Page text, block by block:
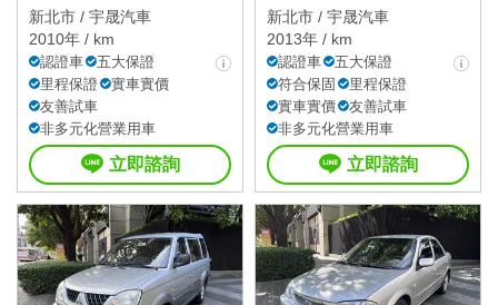
新北市 / 宇晟汽車
2010年 / km
認證車
五大保證
里程保證
實車實價
友善試車
非多元化營業用車
立即諮詢
新北市 / 宇晟汽車
2013年 / km
認證車
五大保證
符合保固
里程保證
實車實價
友善試車
非多元化營業用車
立即諮詢